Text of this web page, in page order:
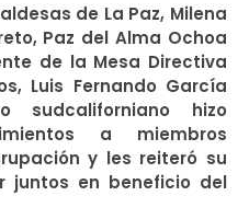
de La Paz, Milena
Paz del Alma Ochoa
de la Mesa Directiva
Luis Fernando García
sudcaliforniano hizo
a miembros
y les reiteró su
juntos en beneficio del